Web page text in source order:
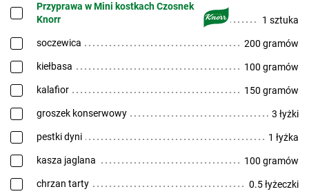
Przyprawa w Mini kostkach Czosnek
Knorr
1 sztuka
soczewica 200 gramów
kiełbasa 100 gramów
kalafior 150 gramów
groszek konserwowy 3 łyżki
pestki dyni 1 łyżka
kasza jaglana 100 gramów
chrzan tarty 0.5 łyżeczki